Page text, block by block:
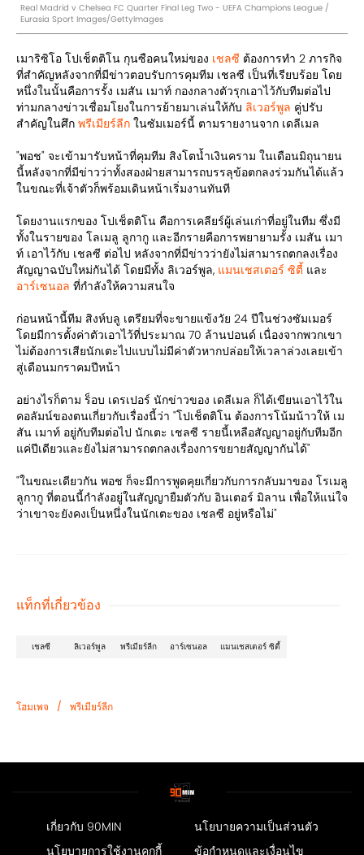
Real Madrid v Chelsea FC Quarter Final Leg Two - UEFA Champions League /
Eurasia Sport Images/GettyImages
เมาริซิโอ โปเช็ตติโน กุนซือคนใหม่ของ เชลซี ต้องการทำ 2 ภารกิจ
ที่สำคัญหลังจากที่มีข่าวตอบรับการคุมทีม เชลซี เป็นที่เรียบร้อย โดย
หนึ่งในนั้นคือการรั้ง เมสัน เมาท์ กองกลางตัวรุกเอาไว้กับทีมต่อไป
ท่ามกลางข่าวเชื่อมโยงในการย้ายมาเล่นให้กับ ลิเวอร์พูล คู่ปรับ
สำคัญในศึก พรีเมียร์ลีก ในซัมเมอร์นี้ ตามรายงานจาก เดลีเมล
"พอช" จะเข้ามารับหน้าที่คุมทีม สิงโตน้ำเงินคราม ในเดือนมิถุนายน
นี้หลังจากที่มีข่าวว่าทั้งสองฝ่ายสามารถบรรลุข้อตกลงร่วมกันได้แล้ว
ในขณะที่เจ้าตัวก็พร้อมเดินหน้าเริ่มงานทันที
โดยงานแรกของ โปเช็ตติโน คือการเคลียร์ผู้เล่นเก่าที่อยู่ในทีม ซึ่งมี
ทั้งในรายของ โลเมลู ลูกากู และอีกรายคือการพยายามรั้ง เมสัน เมา
ท์ เอาไว้กับ เชลซี ต่อไป หลังจากที่มีข่าวว่ายังไม่สามารถตกลงเรื่อง
สัญญาฉบับใหม่กันได้ โดยมีทั้ง ลิเวอร์พูล, แมนเชสเตอร์ ซิตี้ และ
อาร์เซนอล ที่กำลังให้ความสนใจ
ก่อนหน้านี้ทีม สิงห์บลู เตรียมที่จะขายแข้งวัย 24 ปีในช่วงซัมเมอร์
โดยมีการตั้งค่าตัวเอาไว้ที่ประมาณ 70 ล้านปอนด์ เนื่องจากพวกเขา
ไม่ต้องการเสียนักเตะไปแบบไม่มีค่าตัวหากปล่อยให้เวลาล่วงเลยเข้า
สู่เดือนมกราคมปีหน้า
อย่างไรก็ตาม ร็อบ เดรเปอร์ นักข่าวของ เดลีเมล ก็ได้เขียนเอาไว้ใน
คอลัมน์ของตนเกี่ยวกับเรื่องนี้ว่า "โปเช็ตติโน ต้องการโน้มน้าวให้ เม
สัน เมาท์ อยู่กับทีมต่อไป นักเตะ เชลซี รายนี้เหลือสัญญาอยู่กับทีมอีก
แค่ปีเดียวและยังไม่สามารถตกลงเรื่องการขยายสัญญากันได้"
"ในขณะเดียวกัน พอช ก็จะมีการพูดคุยเกี่ยวกับการกลับมาของ โรเมลู
ลูกากู ที่ตอนนี้กำลังอยู่ในสัญญายืมตัวกับ อินเตอร์ มิลาน เพื่อให้แน่ใจ
ว่าเขาจะยังคงเป็นหนึ่งในนักเตะของ เชลซี อยู่หรือไม่"
แท็กที่เกี่ยวข้อง
เชลซี ลิเวอร์พูล พรีเมียร์ลีก อาร์เซนอล แมนเชสเตอร์ ซิตี้
โฮมเพจ / พรีเมียร์ลีก
เกี่ยวกับ 90MIN
นโยบายความเป็นส่วนตัว
นโยบายการใช้งานคุกกี้
ข้อกำหนดและเงื่อนไข